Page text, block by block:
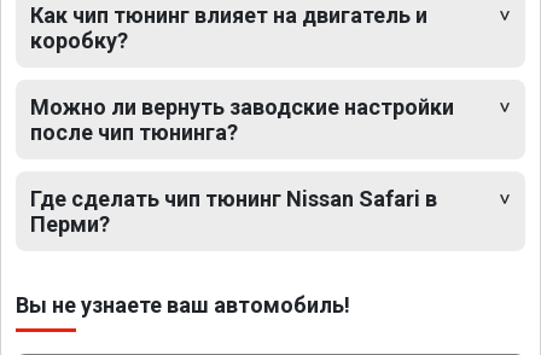
Как чип тюнинг влияет на двигатель и
коробку?
Можно ли вернуть заводские настройки
после чип тюнинга?
Где сделать чип тюнинг Nissan Safari в
Перми?
Вы не узнаете ваш автомобиль!